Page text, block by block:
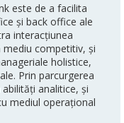
este de a facilita
și back office ale
interacțiunea
competitiv, și
holistice,
Prin parcurgerea
analitice, și
mediul operațional